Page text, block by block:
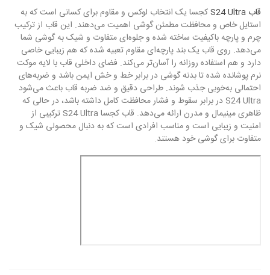
قاب S24 Ultra
کجسا یک انتخاب لوکس و مقاوم برای کسانی است که به
استایل خاص و محافظت مطمئن گوشی اهمیت می‌دهند. این قاب از ترکیب
چرم و پارچه باکیفیت ساخته شده و جلوه‌ای متفاوت و شیک به گوشی شما
می‌دهد. روی قاب یک بند پارچه‌ای مقاوم تعبیه شده که هم زیبایی خاصی
دارد و هم استفاده روزانه را آسان‌تر می‌کند. فضای داخلی قاب با لایه موکت
نرم پوشانده شده تا بدنه گوشی در برابر خط و خش ایمن باشد و ضربه‌های
احتمالی به‌خوبی جذب شوند. طراحی دقیق و ضد ضربه قاب باعث می‌شود
S24 Ultra در برابر سقوط و فشار محافظت کامل داشته باشد، در حالی که
ظاهری مینیمال و مدرن ارائه می‌دهد. قاب کجسا S24 Ultra ترکیبی از
امنیت و زیبایی است و مناسب افرادی است که به دنبال محصولی شیک و
متفاوت برای گوشی خود هستند.